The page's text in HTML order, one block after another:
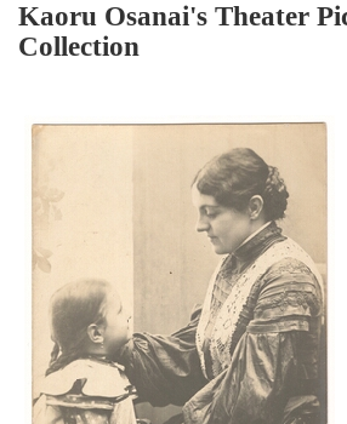
Kaoru Osanai's Theater
Collection